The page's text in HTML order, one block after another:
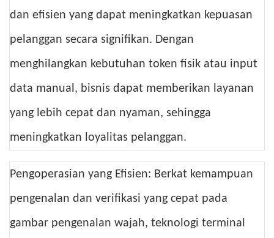
dan efisien yang dapat meningkatkan kepuasan
pelanggan secara signifikan. Dengan
menghilangkan kebutuhan token fisik atau input
data manual, bisnis dapat memberikan layanan
yang lebih cepat dan nyaman, sehingga
meningkatkan loyalitas pelanggan.
Pengoperasian yang Efisien: Berkat kemampuan
pengenalan dan verifikasi yang cepat pada
gambar pengenalan wajah, teknologi terminal